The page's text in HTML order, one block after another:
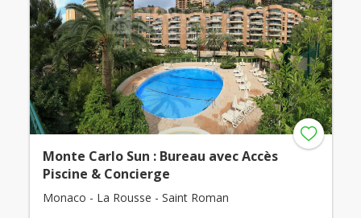
Monte Carlo Sun : Bureau avec Accès
Piscine & Concierge
Monaco - La Rousse - Saint Roman